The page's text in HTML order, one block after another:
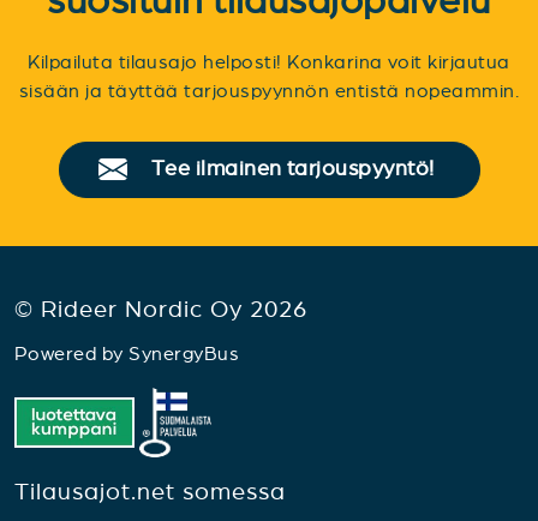
Kilpailuta tilausajo helposti! Konkarina voit kirjautua
sisään ja täyttää tarjouspyynnön entistä nopeammin.
Tee ilmainen tarjouspyyntö!
© Rideer Nordic Oy 2026
Powered by SynergyBus
Tilausajot.net somessa